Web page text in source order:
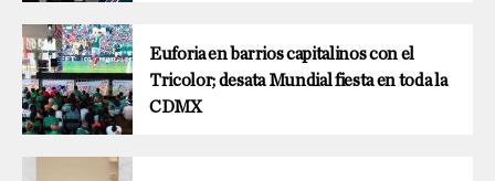
Euforia en barrios capitalinos con el
Tricolor; desata Mundial fiesta en toda la
CDMX